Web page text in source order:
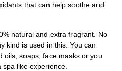
that can help soothe and
natural and extra fragrant. No
kind is used in this. You can
oils, soaps, face masks or you
like experience.